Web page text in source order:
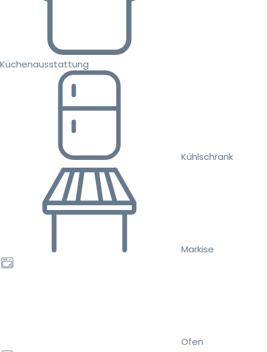
Küchenausstattung
Kühlschrank
Markise
Ofen